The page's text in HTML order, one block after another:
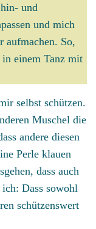
und
und mich
aufmachen. So,
einem Tanz mit
selbst schützen.
Muschel die
andere diesen
Perle klauen
dass auch
Dass sowohl
schützenswert